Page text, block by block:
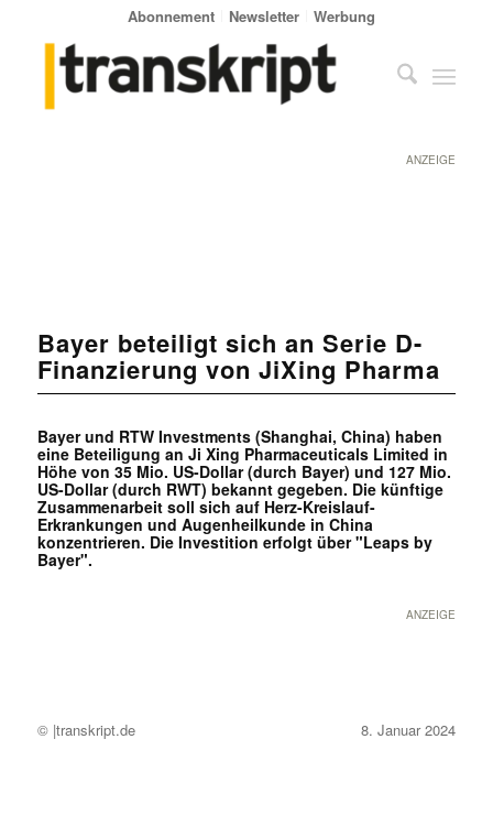
Abonnement Newsletter Werbung
ANZEIGE
Bayer beteiligt sich an Serie D-
Finanzierung von JiXing Pharma
Bayer und RTW Investments (Shanghai, China) haben
eine Beteiligung an Ji Xing Pharmaceuticals Limited in
Höhe von 35 Mio. US-Dollar (durch Bayer) und 127 Mio.
US-Dollar (durch RWT) bekannt gegeben. Die künftige
Zusammenarbeit soll sich auf Herz-Kreislauf-
Erkrankungen und Augenheilkunde in China
konzentrieren. Die Investition erfolgt über "Leaps by
Bayer".
ANZEIGE
© |transkript.de 8. Januar 2024